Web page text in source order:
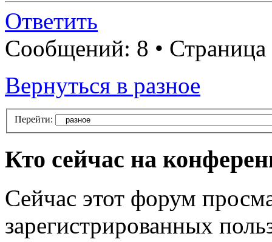
Ответить
Сообщений: 8 • Страница
Вернуться в разное
Перейти:
Кто сейчас на
Сейчас этот форум
зарегистрированных